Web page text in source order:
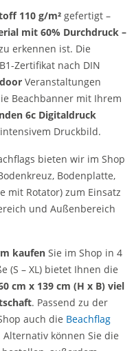
110 g/m² gefertigt –
mit 60% Durchdruck –
erkennen ist. Die
Zertifikat nach DIN
Veranstaltungen
Beachbanner mit Ihrem
6c Digitaldruck
Druckbild.
bieten wir im Shop
Bodenplatte,
mit Rotator) zum Einsatz
und Außenbereich
kaufen Sie im Shop in 4
(S – XL) bietet Ihnen die
cm x 139 cm (H x B) viel
. Passend zu der
auch die Beachflag
können Sie die